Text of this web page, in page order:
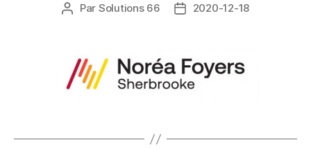
Par Solutions 66 2020-12-18